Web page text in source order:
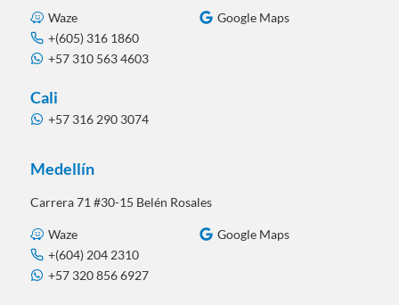
Waze
Google Maps
+(605) 316 1860
+57 310 563 4603
Cali
+57 316 290 3074
Medellín
Carrera 71 #30-15 Belén Rosales
Waze
Google Maps
+(604) 204 2310
+57 320 856 6927